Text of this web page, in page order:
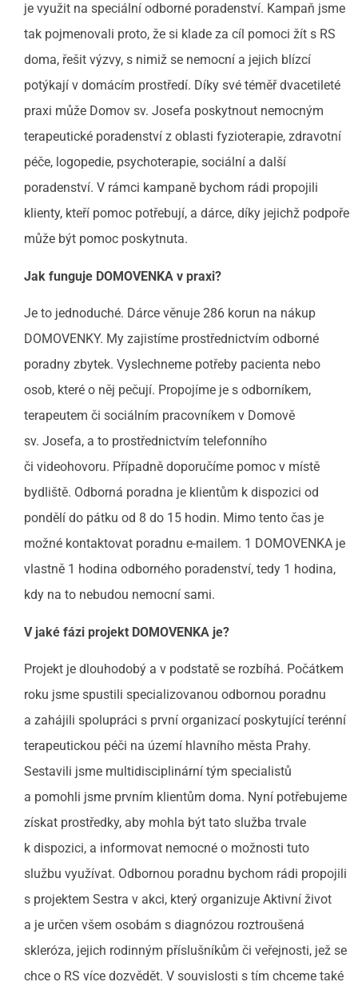
je využit na speciální odborné poradenství. Kampaň jsme
tak pojmenovali proto, že si klade za cíl pomoci žít s RS
doma, řešit výzvy, s nimiž se nemocní a jejich blízcí
potýkají v domácím prostředí. Díky své téměř dvacetileté
praxi může Domov sv. Josefa poskytnout nemocným
terapeutické poradenství z oblasti fyzioterapie, zdravotní
péče, logopedie, psychoterapie, sociální a další
poradenství. V rámci kampaně bychom rádi propojili
klienty, kteří pomoc potřebují, a dárce, díky jejichž podpoře
může být pomoc poskytnuta.
Jak funguje DOMOVENKA v praxi?
Je to jednoduché. Dárce věnuje 286 korun na nákup
DOMOVENKY. My zajistíme prostřednictvím odborné
poradny zbytek. Vyslechneme potřeby pacienta nebo
osob, které o něj pečují. Propojíme je s odborníkem,
terapeutem či sociálním pracovníkem v Domově
sv. Josefa, a to prostřednictvím telefonního
či videohovoru. Případně doporučíme pomoc v místě
bydliště. Odborná poradna je klientům k dispozici od
pondělí do pátku od 8 do 15 hodin. Mimo tento čas je
možné kontaktovat poradnu e-mailem. 1 DOMOVENKA je
vlastně 1 hodina odborného poradenství, tedy 1 hodina,
kdy na to nebudou nemocní sami.
V jaké fázi projekt DOMOVENKA je?
Projekt je dlouhodobý a v podstatě se rozbíhá. Počátkem
roku jsme spustili specializovanou odbornou poradnu
a zahájili spolupráci s první organizací poskytující terénní
terapeutickou péči na území hlavního města Prahy.
Sestavili jsme multidisciplinární tým specialistů
a pomohli jsme prvním klientům doma. Nyní potřebujeme
získat prostředky, aby mohla být tato služba trvale
k dispozici, a informovat nemocné o možnosti tuto
službu využívat. Odbornou poradnu bychom rádi propojili
s projektem Sestra v akci, který organizuje Aktivní život
a je určen všem osobám s diagnózou roztroušená
skleróza, jejich rodinným příslušníkům či veřejnosti, jež se
chce o RS více dozvědět. V souvislosti s tím chceme také